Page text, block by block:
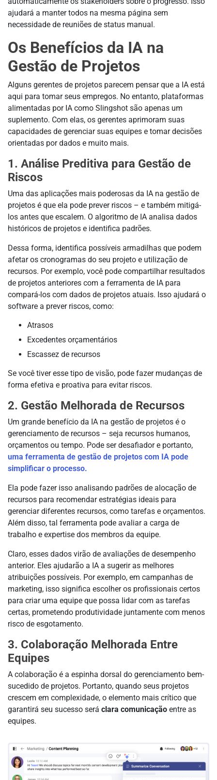
ajudará a manter todos na mesma página sem
necessidade de reuniões de status manual.
Os Benefícios da IA na
Gestão de Projetos
Alguns gerentes de projetos parecem pensar que a IA está
aqui para tomar seus empregos. No entanto, plataformas
alimentadas por IA como Slingshot são apenas um
suplemento. Com elas, os gerentes aprimoram suas
capacidades de gerenciar suas equipes e tomar decisões
orientadas por dados e muito mais.
1. Análise Preditiva para Gestão de
Riscos
Uma das aplicações mais poderosas da IA na gestão de
projetos é que ela pode prever riscos – e também mitigá-
los antes que escalem. O algoritmo de IA analisa dados
históricos de projetos e identifica padrões.
Dessa forma, identifica possíveis armadilhas que podem
afetar os cronogramas do seu projeto e utilização de
recursos. Por exemplo, você pode compartilhar resultados
de projetos anteriores com a ferramenta de IA para
compará-los com dados de projetos atuais. Isso ajudará o
software a prever riscos, como:
Atrasos
Excedentes orçamentários
Escassez de recursos
Se você tiver esse tipo de visão, pode fazer mudanças de
forma efetiva e proativa para evitar riscos.
2. Gestão Melhorada de Recursos
Um grande benefício da IA na gestão de projetos é o
gerenciamento de recursos – seja recursos humanos,
orçamentos ou tempo. Pode ser desafiador e portanto,
uma ferramenta de gestão de projetos com IA pode
simplificar o processo.
Ela pode fazer isso analisando padrões de alocação de
recursos para recomendar estratégias ideais para
gerenciar diferentes recursos, como tarefas e orçamentos.
Além disso, tal ferramenta pode avaliar a carga de
trabalho e expertise dos membros da equipe.
Claro, esses dados virão de avaliações de desempenho
anterior. Eles ajudarão a IA a sugerir as melhores
atribuições possíveis. Por exemplo, em campanhas de
marketing, isso significa escolher os profissionais certos
para criar uma equipe que possa lidar com as tarefas
certas, prometendo produtividade juntamente com menos
risco de esgotamento.
3. Colaboração Melhorada Entre
Equipes
A colaboração é a espinha dorsal do gerenciamento bem-
sucedido de projetos. Portanto, quando seus projetos
crescem em complexidade, o elemento mais crítico que
garantirá seu sucesso será clara comunicação entre as
equipes.